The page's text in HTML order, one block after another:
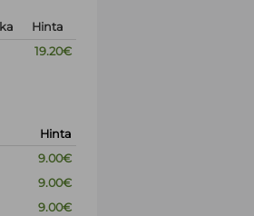
Hinta
19.20€
Hinta
9.00€
9.00€
9.00€